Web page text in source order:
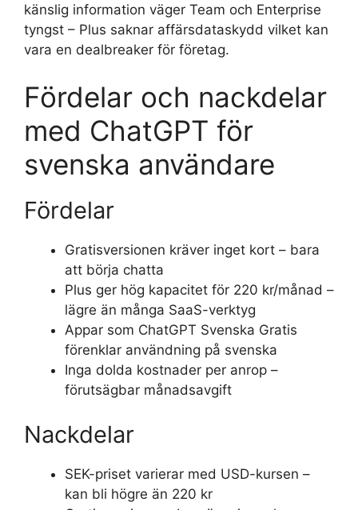
känslig information väger Team och Enterprise
tyngst – Plus saknar affärsdataskydd vilket kan
vara en dealbreaker för företag.
Fördelar och nackdelar
med ChatGPT för
svenska användare
Fördelar
Gratisversionen kräver inget kort – bara
att börja chatta
Plus ger hög kapacitet för 220 kr/månad –
lägre än många SaaS-verktyg
Appar som ChatGPT Svenska Gratis
förenklar användning på svenska
Inga dolda kostnader per anrop –
förutsägbar månadsavgift
Nackdelar
SEK-priset varierar med USD-kursen –
kan bli högre än 220 kr